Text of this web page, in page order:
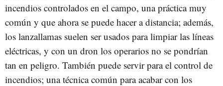
incendios controlados en el campo, una práctica muy
común y que ahora se puede hacer a distancia; además,
los lanzallamas suelen ser usados para limpiar las líneas
eléctricas, y con un dron los operarios no se pondrían
tan en peligro. También puede servir para el control de
incendios; una técnica común para acabar con los